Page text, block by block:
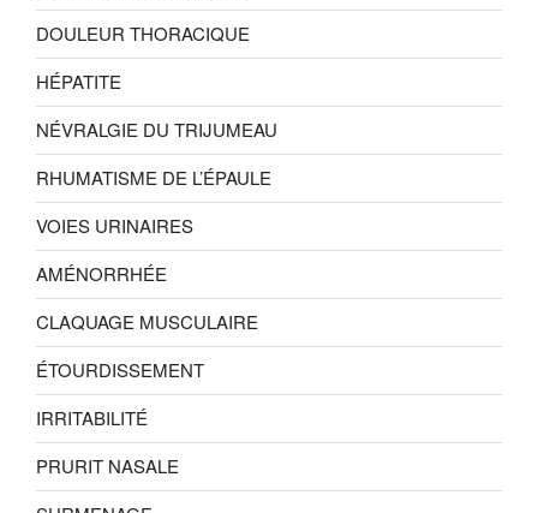
DOULEUR THORACIQUE
HÉPATITE
NÉVRALGIE DU TRIJUMEAU
RHUMATISME DE L’ÉPAULE
VOIES URINAIRES
AMÉNORRHÉE
CLAQUAGE MUSCULAIRE
ÉTOURDISSEMENT
IRRITABILITÉ
PRURIT NASALE